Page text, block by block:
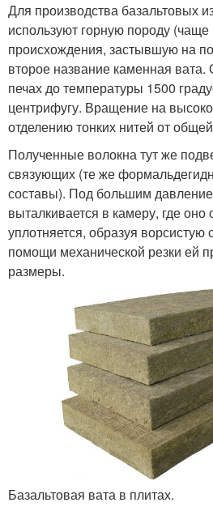
Для производства базальтовых
используют горную породу (чаще
происхождения, застывшую на
второе название каменная
печах до температуры 1500
центрифугу. Вращение на
отделению тонких нитей от
Полученные волокна тут же
связующих (те же
составы). Под большим
выталкивается в камеру, где оно
уплотняется, образуя
помощи механической резки ей
размеры.
Базальтовая вата в плитах.